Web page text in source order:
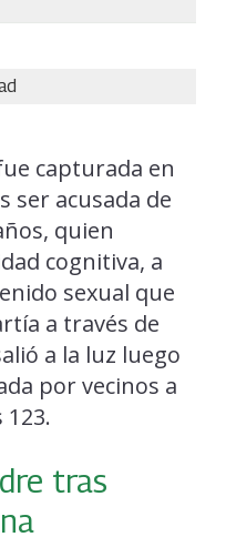
capturada en
ser acusada de
quien
cognitiva, a
sexual que
a través de
a la luz luego
por vecinos a
123.
tras